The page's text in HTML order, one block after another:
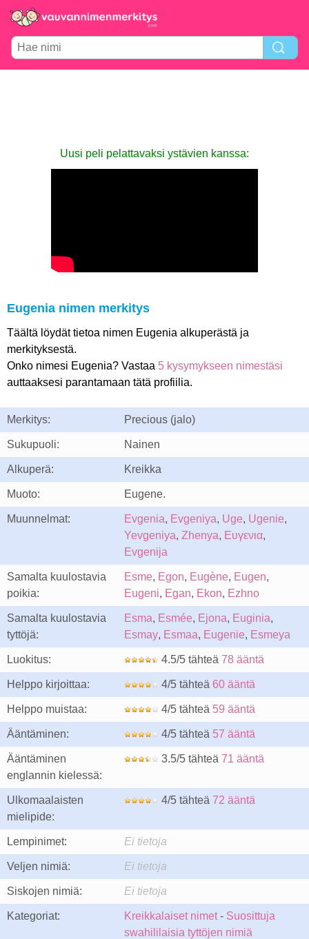
Uusi peli pelattavaksi ystävien kanssa:
Eugenia nimen merkitys
Täältä löydät tietoa nimen Eugenia alkuperästä ja
merkityksestä.
Onko nimesi Eugenia? Vastaa 5 kysymykseen nimestäsi
auttaaksesi parantamaan tätä profiilia.
Merkitys: Precious (jalo)
Sukupuoli: Nainen
Alkuperä: Kreikka
Muoto: Eugene.
Muunnelmat: Evgenia, Evgeniya, Uge, Ugenie,
Yevgeniya, Zhenya, Ευγενια,
Evgenija
Samalta kuulostavia
poikia:
Esme, Egon, Eugène, Eugen,
Eugeni, Egan, Ekon, Ezhno
Samalta kuulostavia
tyttöjä:
Esma, Esmée, Ejona, Euginia,
Esmay, Esmaa, Eugenie, Esmeya
Luokitus: 4.5/5 tähteä 78 ääntä
Helppo kirjoittaa: 4/5 tähteä 60 ääntä
Helppo muistaa: 4/5 tähteä 59 ääntä
Ääntäminen: 4/5 tähteä 57 ääntä
Ääntäminen
englannin kielessä:
3.5/5 tähteä 71 ääntä
Ulkomaalaisten
mielipide:
4/5 tähteä 72 ääntä
Lempinimet: Ei tietoja
Veljen nimiä: Ei tietoja
Siskojen nimiä: Ei tietoja
Kategoriat: Kreikkalaiset nimet- Suosittuja
swahililaisia tyttöjen nimiä